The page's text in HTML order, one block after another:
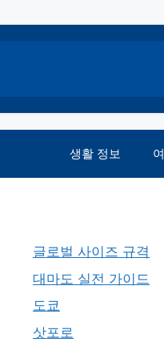
생활 정보
글로벌 사이즈 규격
대마도 실전 가이드
도쿄
삿포로